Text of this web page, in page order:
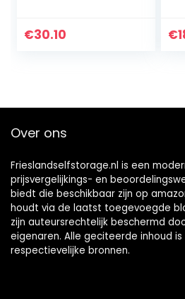
machines
€30.10 €
Over ons
Frieslandselfstorage.nl is een
prijsvergelijkings- en
biedt die beschikbaar zijn op
houdt via de laatst toegevoegde
zijn auteursrechtelijk beschermd
eigenaren. Alle geciteerde inhoud
respectievelijke bronnen.